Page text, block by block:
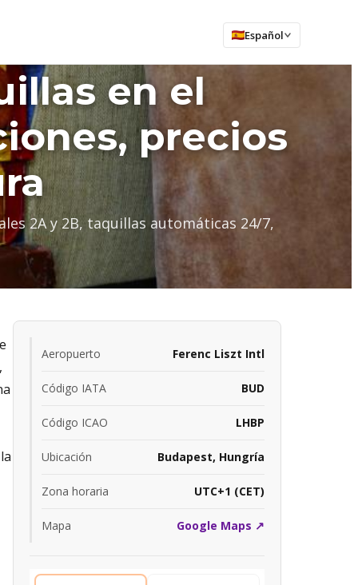
Español
en el
precios
2A y 2B, taquillas automáticas 24/7,
Aeropuerto Ferenc Liszt Intl
Código IATA BUD
Código ICAO LHBP
Ubicación Budapest, Hungría
Zona horaria UTC+1 (CET)
Mapa Google Maps ↗